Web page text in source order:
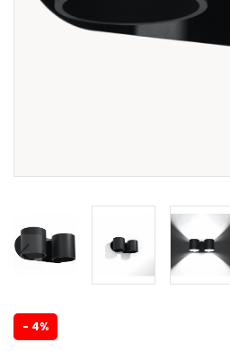
- 4%